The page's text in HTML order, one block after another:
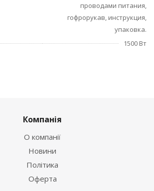
проводами питания,
гофрорукав, инструкция,
упаковка.
1500 Вт
Компанія
О компанії
Новини
Політика
Оферта